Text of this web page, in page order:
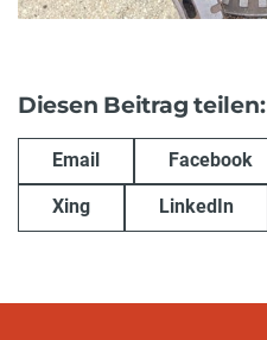
Diesen Beitrag teilen:
Email Facebook
Xing LinkedIn